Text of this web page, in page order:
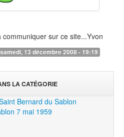
sur ce site...Yvon
samedi, 13 décembre 2008 - 19:19
LA CATÉGORIE
Bernard du Sablon
7 mai 1959